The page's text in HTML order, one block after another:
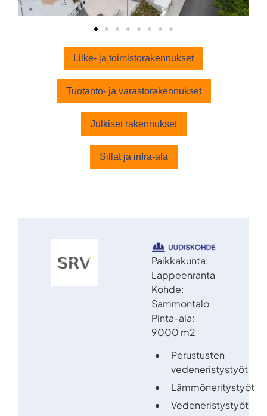
Liike- ja toimistorakennukset
Tuotanto- ja varastorakennukset
Julkiset rakennukset
Sillat ja infra-ala
Paikkakunta:
Lappeenranta
Kohde:
Sammontalo
Pinta-ala:
9000 m2
Perustusten
vedeneristystyöt
Lämmöneritystyöt
Vedeneristystyöt